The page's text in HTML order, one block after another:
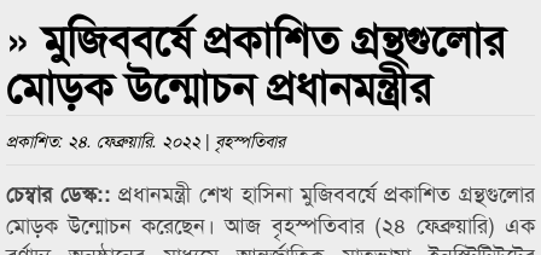
পুরস্কার বিতরণ সম্পন্ন
সিলেটে বাংলাদেশ গ্রুপ থিয়েটার
» মুজিববর্ষে প্রকাশিত গ্রন্থগুলোর
মোড়ক উন্মোচন প্রধানমন্ত্রীর
প্রকাশিত: ২৪. ফেব্রুয়ারি. ২০২২ | বৃহস্পতিবার
চেম্বার ডেস্ক::প্রধানমন্ত্রী শেখ হাসিনা মুজিববর্ষে প্রকাশিত গ্রন্থগুলোর
মোড়ক উন্মোচন করেছেন। আজ বৃহস্পতিবার (২৪ ফেব্রুয়ারি) এক